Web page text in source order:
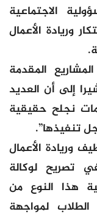
الاجتماعية
وريادة الأعمال
المقدمة
إلى أن العديد
نجلح حقيقية
تنفيذها”.
وريادة الأعمال
تصريح لوكالة
هذا النوع من
الطلاب لمواجهة